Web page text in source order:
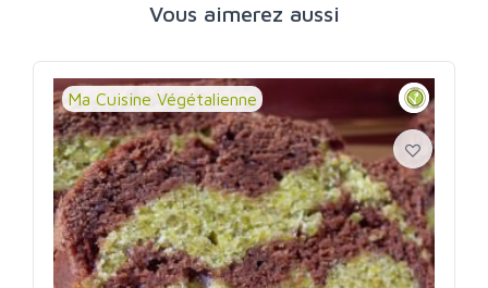
Vous aimerez aussi
Ma Cuisine Végétalienne